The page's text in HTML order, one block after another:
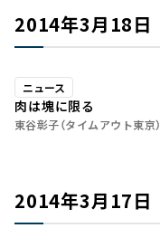
2014年3月18日
ニュース
肉は塊に限る
東谷彰子（タイムアウト東京）
2014年3月17日